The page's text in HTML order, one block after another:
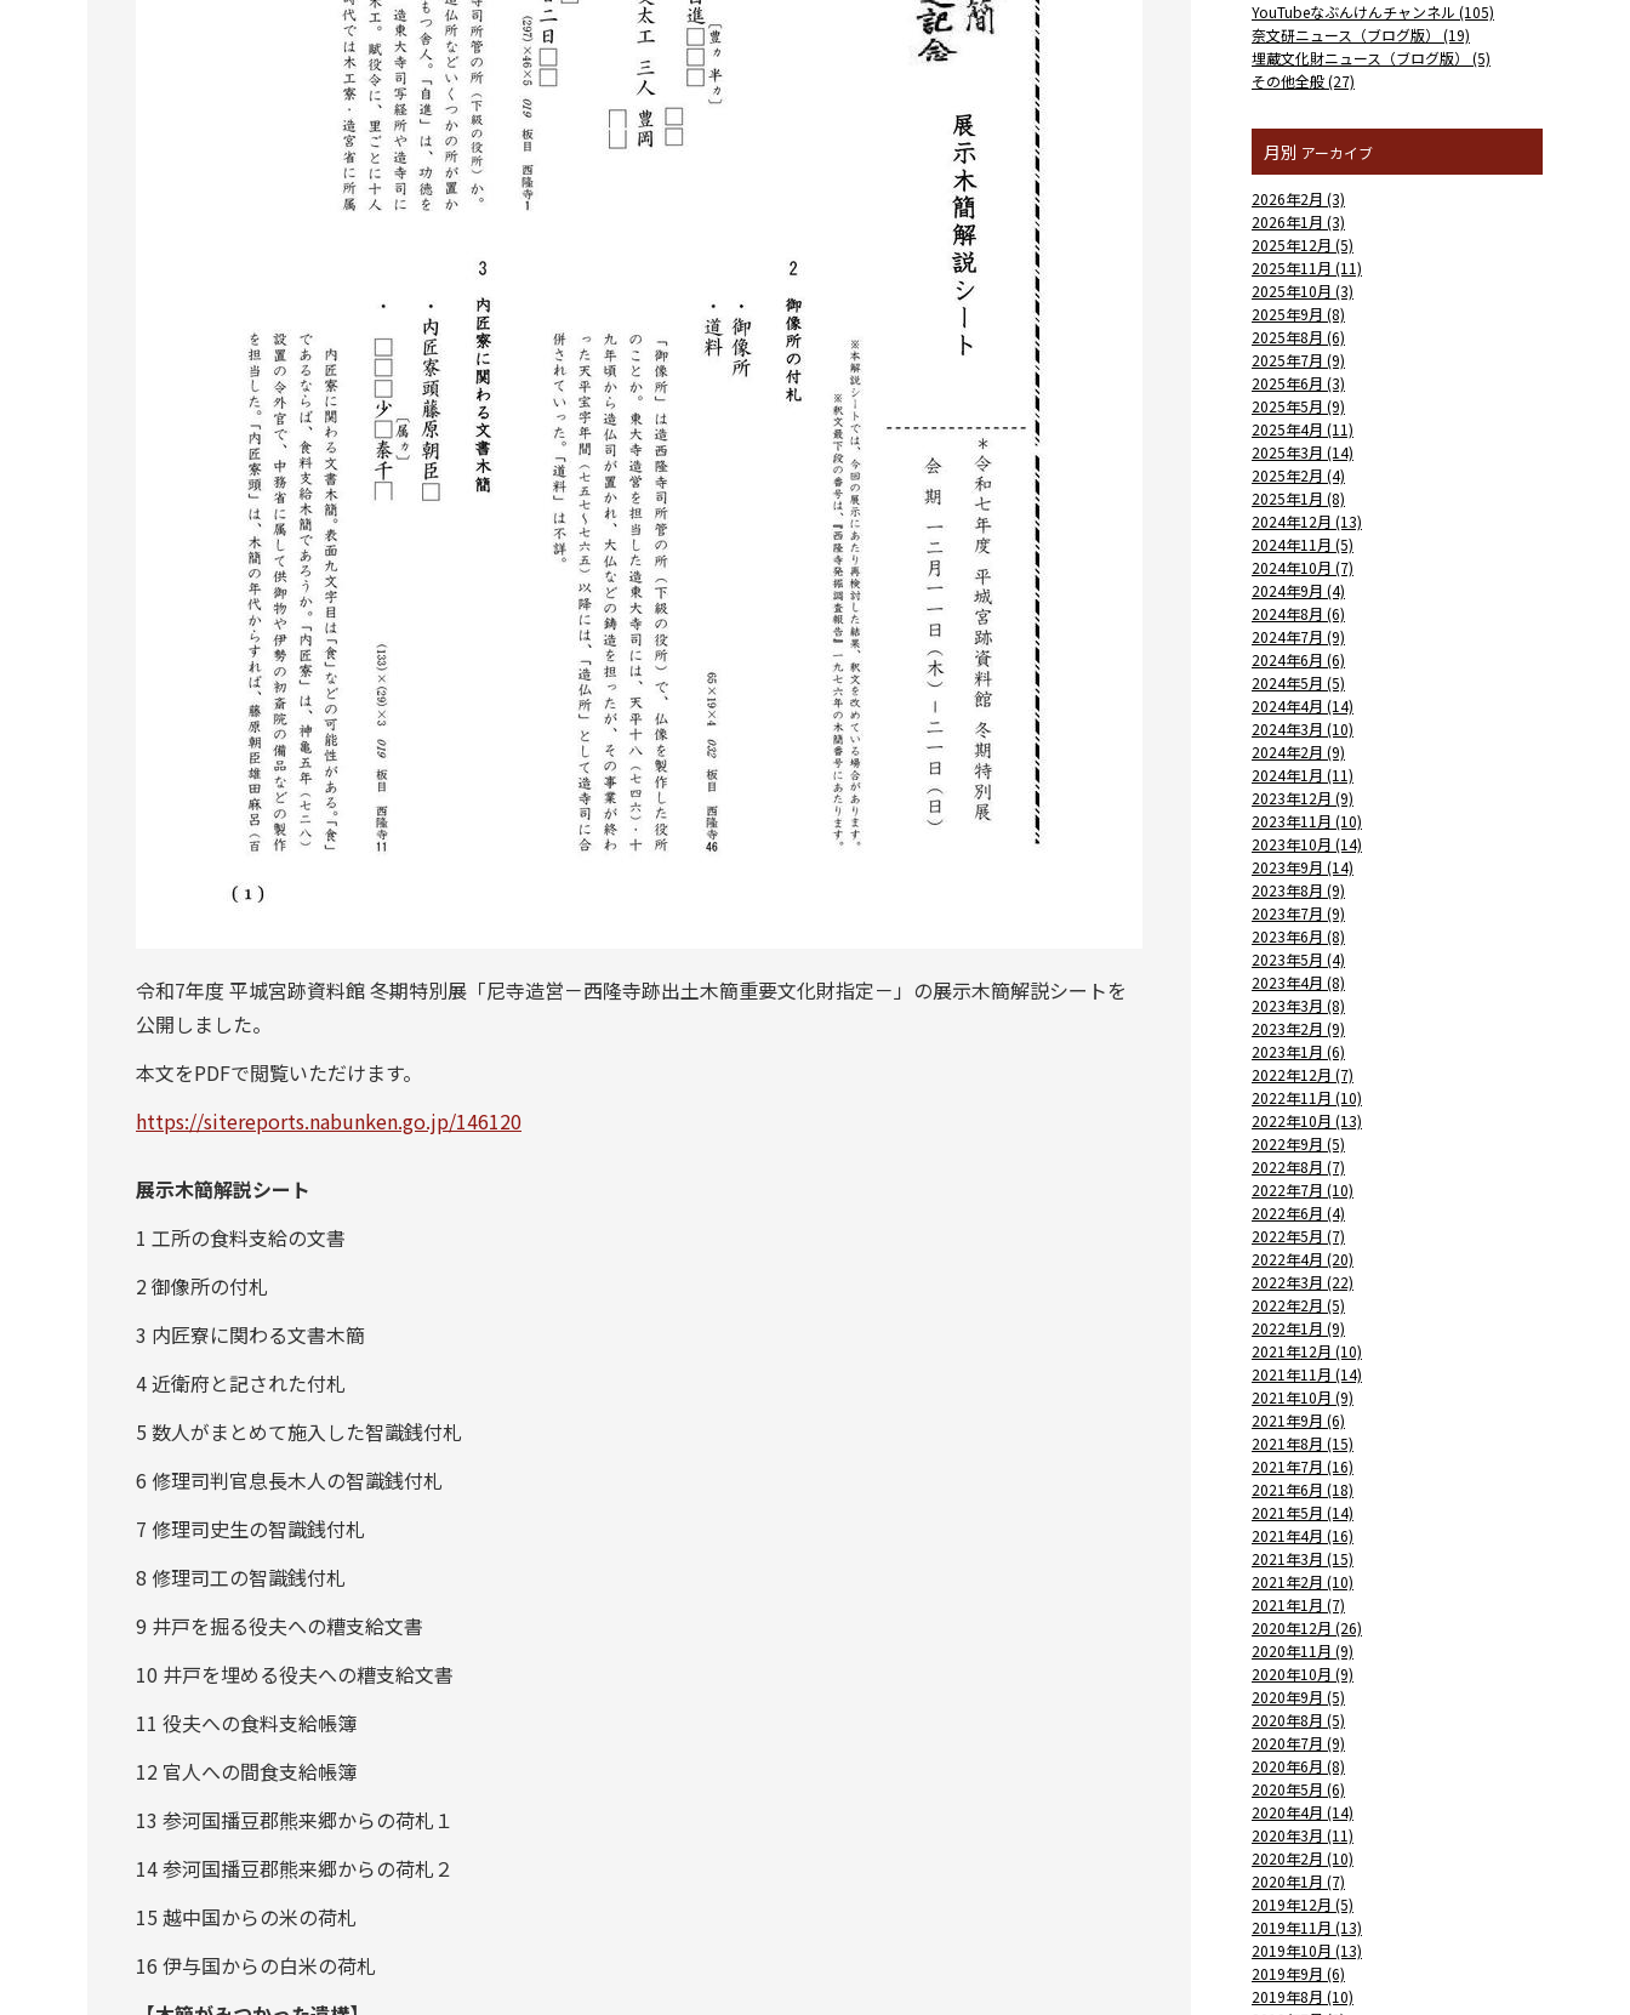
令和7年度 平城宮跡資料館 冬期特別展「尼寺造営－西隆寺跡出土木簡重要文化財指定－」の展示木簡解説シートを
公開しました。
本文をPDFで閲覧いただけます。
https://sitereports.nabunken.go.jp/146120
展示木簡解説シート
1 工所の食料支給の文書
2 御像所の付札
3 内匠寮に関わる文書木簡
4 近衛府と記された付札
5 数人がまとめて施入した智識銭付札
6 修理司判官息長木人の智識銭付札
7 修理司史生の智識銭付札
8 修理司工の智識銭付札
9 井戸を掘る役夫への糟支給文書
10 井戸を埋める役夫への糟支給文書
11 役夫への食料支給帳簿
12 官人への間食支給帳簿
13 参河国播豆郡熊来郷からの荷札１
14 参河国播豆郡熊来郷からの荷札２
15 越中国からの米の荷札
16 伊与国からの白米の荷札
YouTubeなぶんけんチャンネル (105)
奈文研ニュース（ブログ版） (19)
埋蔵文化財ニュース（ブログ版） (5)
その他全般 (27)
月別 アーカイブ
2026年2月 (3)
2026年1月 (3)
2025年12月 (5)
2025年11月 (11)
2025年10月 (3)
2025年9月 (8)
2025年8月 (6)
2025年7月 (9)
2025年6月 (3)
2025年5月 (9)
2025年4月 (11)
2025年3月 (14)
2025年2月 (4)
2025年1月 (8)
2024年12月 (13)
2024年11月 (5)
2024年10月 (7)
2024年9月 (4)
2024年8月 (6)
2024年7月 (9)
2024年6月 (6)
2024年5月 (5)
2024年4月 (14)
2024年3月 (10)
2024年2月 (9)
2024年1月 (11)
2023年12月 (9)
2023年11月 (10)
2023年10月 (14)
2023年9月 (14)
2023年8月 (9)
2023年7月 (9)
2023年6月 (8)
2023年5月 (4)
2023年4月 (8)
2023年3月 (8)
2023年2月 (9)
2023年1月 (6)
2022年12月 (7)
2022年11月 (10)
2022年10月 (13)
2022年9月 (5)
2022年8月 (7)
2022年7月 (10)
2022年6月 (4)
2022年5月 (7)
2022年4月 (20)
2022年3月 (22)
2022年2月 (5)
2022年1月 (9)
2021年12月 (10)
2021年11月 (14)
2021年10月 (9)
2021年9月 (6)
2021年8月 (15)
2021年7月 (16)
2021年6月 (18)
2021年5月 (14)
2021年4月 (16)
2021年3月 (15)
2021年2月 (10)
2021年1月 (7)
2020年12月 (26)
2020年11月 (9)
2020年10月 (9)
2020年9月 (5)
2020年8月 (5)
2020年7月 (9)
2020年6月 (8)
2020年5月 (6)
2020年4月 (14)
2020年3月 (11)
2020年2月 (10)
2020年1月 (7)
2019年12月 (5)
2019年11月 (13)
2019年10月 (13)
2019年9月 (6)
2019年8月 (10)